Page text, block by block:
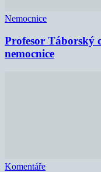
Nemocnice
Profesor Táborský
nemocnice
Komentáře